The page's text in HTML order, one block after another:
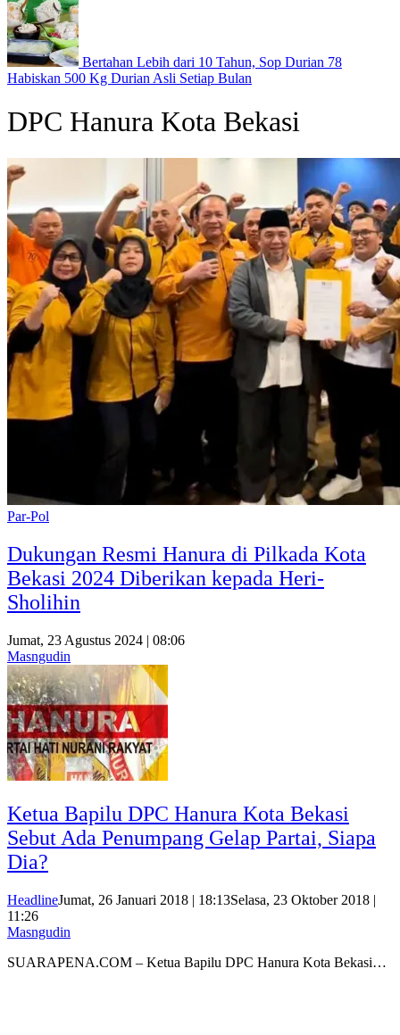
Bertahan Lebih dari 10 Tahun, Sop Durian 78
Habiskan 500 Kg Durian Asli Setiap Bulan
DPC Hanura Kota Bekasi
Par-Pol
Dukungan Resmi Hanura di Pilkada Kota
Bekasi 2024 Diberikan kepada Heri-
Sholihin
Jumat, 23 Agustus 2024 | 08:06
Masngudin
Ketua Bapilu DPC Hanura Kota Bekasi
Sebut Ada Penumpang Gelap Partai, Siapa
Dia?
HeadlineJumat, 26 Januari 2018 | 18:13Selasa, 23 Oktober 2018 |
11:26
Masngudin
SUARAPENA.COM – Ketua Bapilu DPC Hanura Kota Bekasi…